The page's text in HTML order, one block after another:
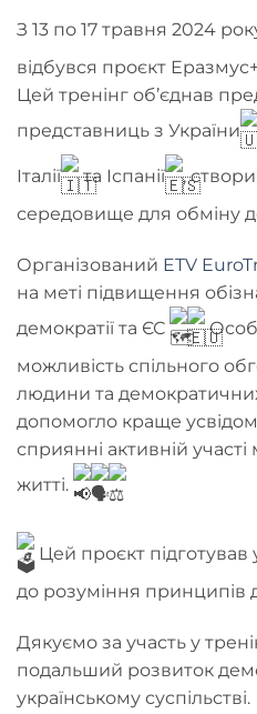
З 13 по 17 травня 2024
відбувся проєкт
Цей тренінг об’єднав
представниць з України
Італії та Іспанії
,
середовище для обміну
Організований ETV
на меті підвищення
демократії та ЄС
можливість спільного
людини та
допомогло краще
сприянні активній
житті.
Цей проєкт підготував
до розуміння принципів
Дякуємо за участь у
подальший розвиток
українському суспільстві.